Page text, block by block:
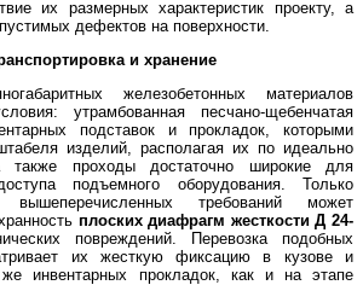
их размерных характеристик проекту, а
дефектов на поверхности.
и хранение
железобетонных материалов
утрамбованная песчано-щебенчатая
подставок и прокладок, которыми
изделий, располагая их по идеально
также проходы достаточно широкие для
подъемного оборудования. Только
вышеперечисленных требований может
плоских диафрагм жесткостиД 24-
повреждений. Перевозка подобных
их жесткую фиксацию в кузове и
же инвентарных прокладок, как и на этапе